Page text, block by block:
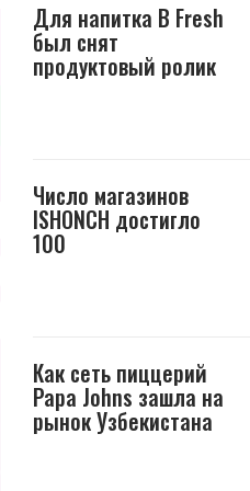
Для напитка B Fresh
был снят
продуктовый ролик
Число магазинов
ISHONCH достигло
100
Как сеть пиццерий
Papa Johns зашла на
рынок Узбекистана